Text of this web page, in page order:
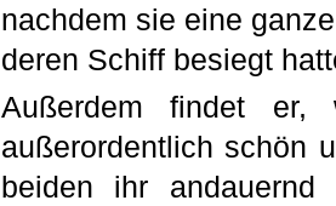
nachdem sie eine
deren Schiff besiegt
Außerdem findet er,
außerordentlich schön
beiden ihr andauernd